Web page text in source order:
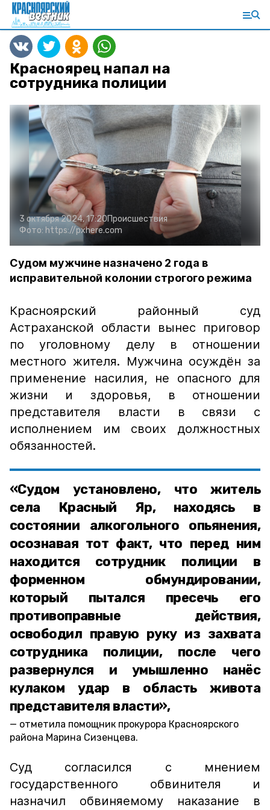
Красноярец напал на
сотрудника полиции
3 октября 2024, 17:20Происшествия
Фото: https://pxhere.com
Судом мужчине назначено 2 года в
исправительной колонии строгого режима
Красноярский районный суд
Астраханской области вынес приговор
по уголовному делу в отношении
местного жителя. Мужчина осуждён за
применение насилия, не опасного для
жизни и здоровья, в отношении
представителя власти в связи с
исполнением им своих должностных
обязанностей.
«Судом установлено, что житель
села Красный Яр, находясь в
состоянии алкогольного опьянения,
осознавая тот факт, что перед ним
находится сотрудник полиции в
форменном обмундировании,
который пытался пресечь его
противоправные действия,
освободил правую руку из захвата
сотрудника полиции, после чего
развернулся и умышленно нанёс
кулаком удар в область живота
представителя власти»,
отметила помощник прокурора Красноярского
района Марина Сизенцева.
Суд согласился с мнением
государственного обвинителя и
назначил обвиняемому наказание в